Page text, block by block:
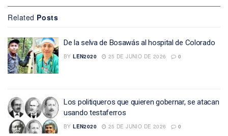
Related Posts
De la selva de Bosawás al hospital de Colorado
BY LEN2020 25 DE JUNIO DE 2026 0
Los politiqueros que quieren gobernar, se atacan
usando testaferros
BY LEN2020 25 DE JUNIO DE 2026 0